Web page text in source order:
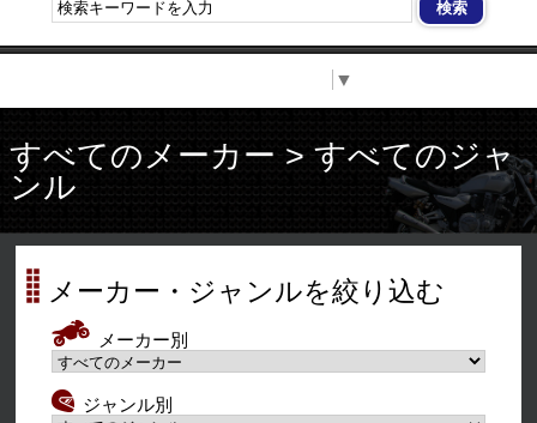
▼
すべてのメーカー > すべてのジャ
ンル
メーカー・ジャンルを絞り込む
メーカー別
ジャンル別